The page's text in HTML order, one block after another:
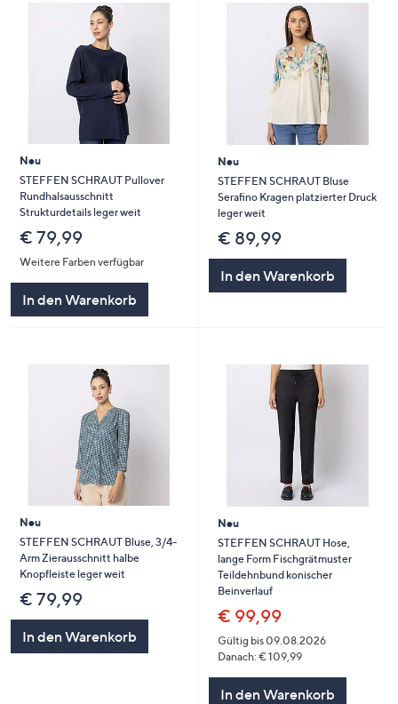
Neu
STEFFEN SCHRAUT Pullover
Rundhalsausschnitt
Strukturdetails leger weit
€ 79,99
Weitere Farben verfügbar
In den Warenkorb
Neu
STEFFEN SCHRAUT Bluse
Serafino Kragen platzierter Druck
leger weit
€ 89,99
In den Warenkorb
Neu
STEFFEN SCHRAUT Bluse, 3/4-
Arm Zierausschnitt halbe
Knopfleiste leger weit
€ 79,99
In den Warenkorb
Neu
STEFFEN SCHRAUT Hose,
lange Form Fischgrätmuster
Teildehnbund konischer
Beinverlauf
€ 99,99
Gültig bis 09.08.2026
Danach: € 109,99
In den Warenkorb